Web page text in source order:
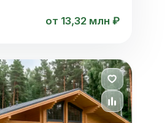
от 13,32 млн ₽